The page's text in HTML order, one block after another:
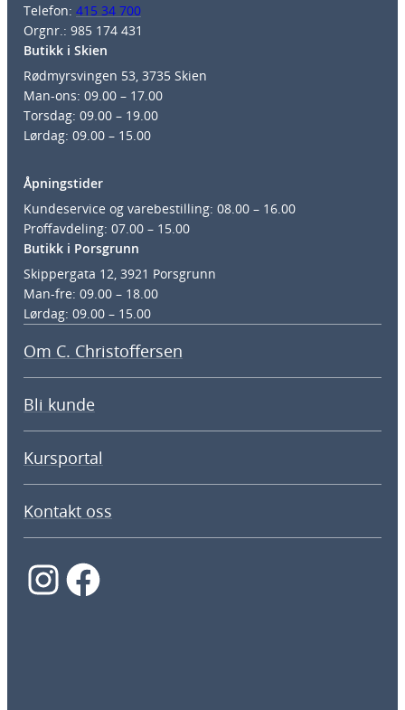
Telefon: 415 34 700
Orgnr.: 985 174 431
Butikk i Skien
Rødmyrsvingen 53, 3735 Skien
Man-ons: 09.00 – 17.00
Torsdag: 09.00 – 19.00
Lørdag: 09.00 – 15.00
Åpningstider
Kundeservice og varebestilling: 08.00 – 16.00
Proffavdeling: 07.00 – 15.00
Butikk i Porsgrunn
Skippergata 12, 3921 Porsgrunn
Man-fre: 09.00 – 18.00
Lørdag: 09.00 – 15.00
Om C. Christoffersen
Bli kunde
Kursportal
Kontakt oss
InstagramFacebook